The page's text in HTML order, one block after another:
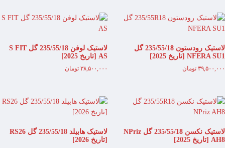
لاستیک رودستون 235/55/18 گل
NFERA SU1 [تاریخ 2025]
۳۹,۵۰۰,۰۰۰ تومان
لاستیک لوفن 235/55/18 گل S FIT
AS [تاریخ 2025]
۳۸,۵۰۰,۰۰۰ تومان
لاستیک نکسن 235/55/18 گل NPriz
AH8 [تاریخ 2025]
لاستیک هابیلد 235/55/18 گل RS26
[تاریخ 2026]